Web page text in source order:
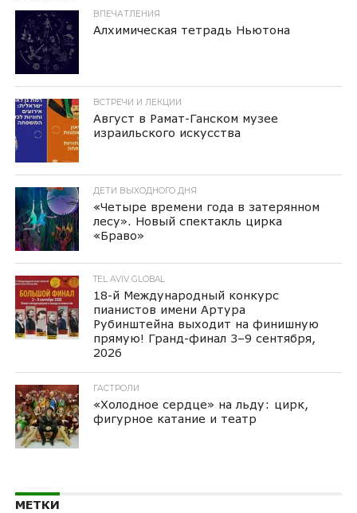
ВПЕЧАТЛЕНИЯ
Алхимическая тетрадь Ньютона
ВСТРЕЧИ И ЛЕКЦИИ
Август в Рамат-Ганском музее
израильского искусства
ДЕТИ ВЫХОДНОГО ДНЯ
«Четыре времени года в затерянном
лесу». Новый спектакль цирка
«Браво»
TEL AVIV GLOBAL
18-й Международный конкурс
пианистов имени Артура
Рубинштейна выходит на финишную
прямую! Гранд-финал 3–9 сентября,
2026
ГАСТРОЛИ
«Холодное сердце» на льду: цирк,
фигурное катание и театр
МЕТКИ